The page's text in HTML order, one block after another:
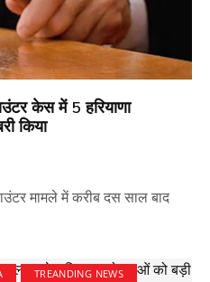
केस में 5 हरियाणा
किया
मामले में करीब दस साल बाद
TREANDING NEWS